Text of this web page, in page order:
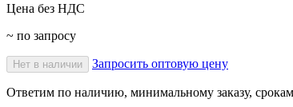
Цена без НДС
~ по запросу
Нет в наличии Запросить оптовую цену
Ответим по наличию, минимальному заказу,